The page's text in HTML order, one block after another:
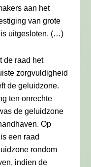
aan het
van grote
is uitgesloten. (…)
de raad het
zorgvuldigheid
de geluidzone.
ten onrechte
de geluidzone
Op
een raad
rondom
indien de